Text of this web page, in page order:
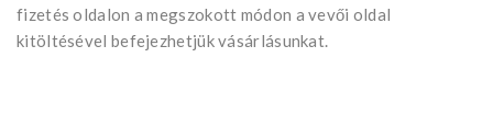
fizetés oldalon a megszokott módon a vevői oldal
kitöltésével befejezhetjük vásárlásunkat.